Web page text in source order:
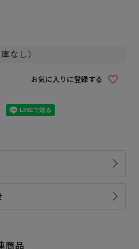
なし）
お気に入りに登録する
商品